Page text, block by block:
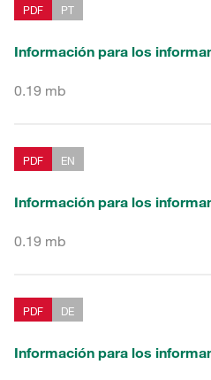
PDF PT
Información para los
0.19 mb
PDF EN
Información para los
0.19 mb
PDF DE
Información para los